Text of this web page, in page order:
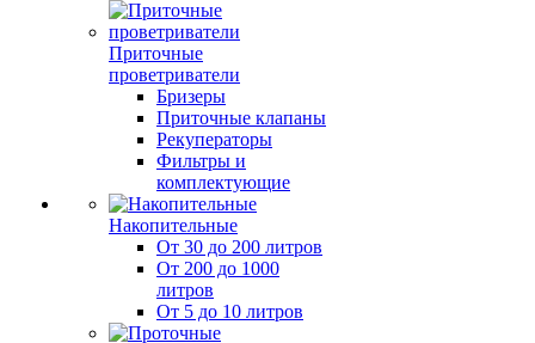
Приточные
проветриватели
Бризеры
Приточные клапаны
Рекуператоры
Фильтры и
комплектующие
Накопительные
От 30 до 200 литров
От 200 до 1000
литров
От 5 до 10 литров